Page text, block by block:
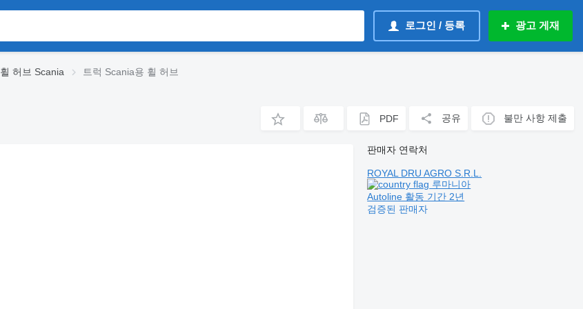
로그인 / 등록 광고 게재
휠 허브 Scania 트럭 Scania용 휠 허브
PDF 공유 불만 사항 제출
판매자 연락처
ROYAL DRU AGRO S.R.L.
루마니아
Autoline 활동 기간 2년
검증된 판매자